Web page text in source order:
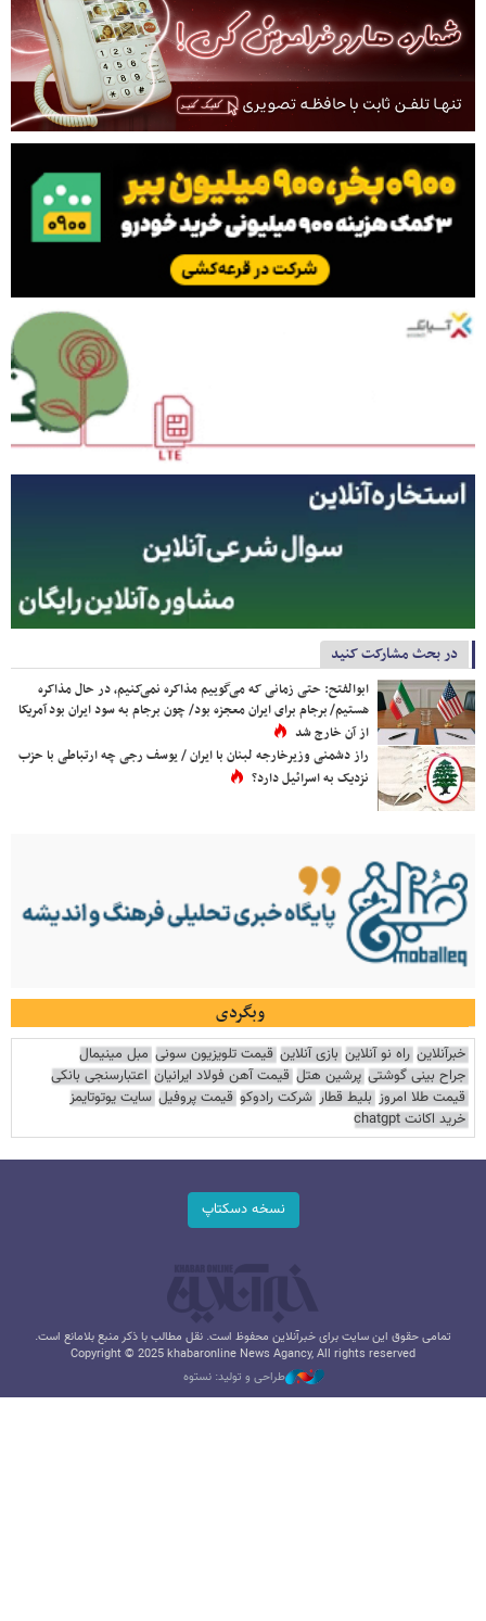
در بحث مشارکت کنید
ابوالفتح: حتی زمانی که می‌گوییم مذاکره نمی‌کنیم، در حال مذاکره
هستیم/ برجام برای ایران معجزه بود/ چون برجام به سود ایران بود آمریکا
از آن خارج شد
راز دشمنی وزیرخارجه لبنان با ایران / یوسف رجی چه ارتباطی با حزب
نزدیک به اسرائیل دارد؟
وبگردی
خبرآنلاین راه نو آنلاین بازی آنلاین قیمت تلویزیون سونی مبل مینیمال
جراح بینی گوشتی پرشین هتل قیمت آهن فولاد ایرانیان اعتبارسنجی بانکی
قیمت طلا امروز بلیط قطار شرکت رادوکو قیمت پروفیل سایت یوتوتایمز
خرید اکانت chatgpt
نسخه دسکتاپ
تمامی حقوق این سایت برای خبرآنلاین محفوظ است. نقل مطالب با ذکر منبع بلامانع است.
Copyright © 2025 khabaronline News Agancy, All rights reserved
طراحی و تولید: نستوه